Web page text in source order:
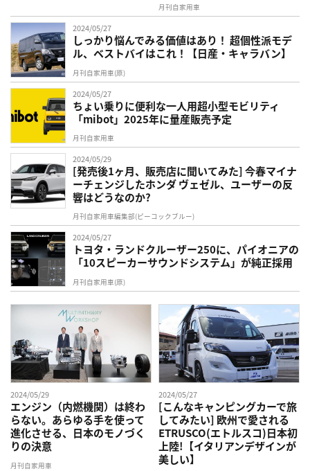
月刊自家用車
2024/05/27
しっかり悩んでみる価値はあり！ 超個性派モデ
ル、ベストバイはこれ！【日産・キャラバン】
月刊自家用車(原)
2024/05/27
ちょい乗りに便利な一人用超小型モビリティ
「mibot」2025年に量産販売予定
月刊自家用車
2024/05/29
[発売後1ヶ月、販売店に聞いてみた] 今春マイナ
ーチェンジしたホンダ ヴェゼル、ユーザーの反
響はどうなのか?
月刊自家用車編集部(ピーコックブルー)
2024/05/27
トヨタ・ランドクルーザー250に、パイオニアの
「10スピーカーサウンドシステム」が純正採用
月刊自家用車(原)
2024/05/29
エンジン（内燃機関）は終わ
らない。あらゆる手を使って
進化させる、日本のモノづく
りの決意
月刊自家用車
2024/05/27
[こんなキャンピングカーで旅
してみたい] 欧州で愛される
ETRUSCO(エトルスコ)日本初
上陸!【イタリアンデザインが
美しい】